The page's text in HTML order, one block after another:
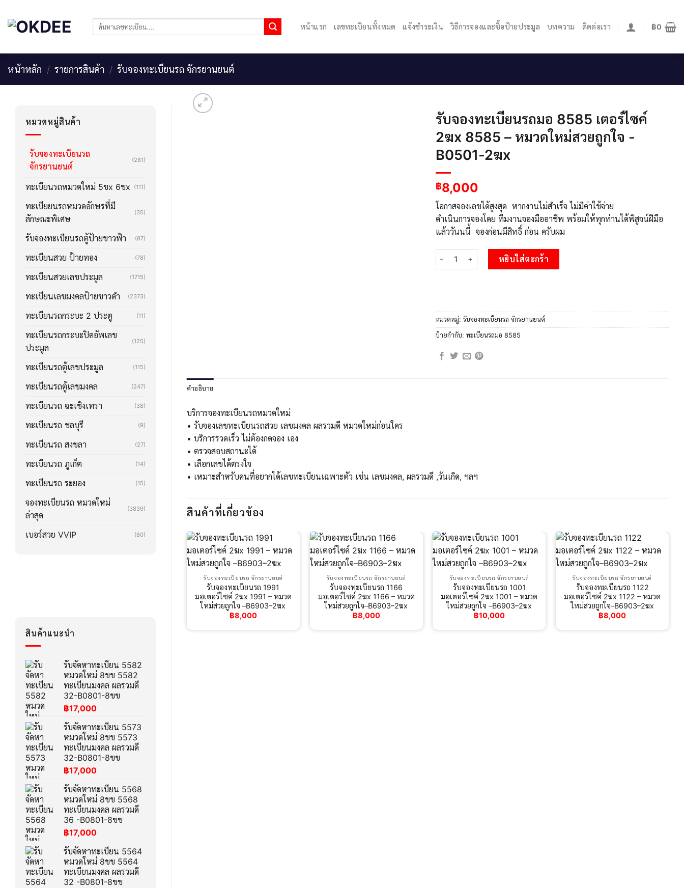
content
ค้นหา: หน้าแรก เลขทะเบียนทั้งหมด แจ้งชำระเงิน วิธีการจองและซื้อป้ายประมูล บทความ ติดต่อเรา ฿0
หน้าหลัก / รายการสินค้า / รับจองทะเบียนรถ จักรยานยนต์
หมวดหมู่สินค้า
รับจองทะเบียนรถ
จักรยานยนต์
(281)
ทะเบียนรถหมวดใหม่ 5ขx 6ขx (111)
ทะเบียยนรถหมวดอักษรที่มี
ลักษณะพิเศษ
(35)
รับจองทะเบียนรถตู้ป้ายขาวฟ้า (87)
ทะเบียนสวย ป้ายทอง (78)
ทะเบียนสวยเลขประมูล (1715)
ทะเบียนเลขมงคลป้ายขาวดำ (2373)
ทะเบียนรถกระบะ 2 ประตู (11)
ทะเบียนรถกระบะปิคอัพเลข
ประมูล
(125)
ทะเบียนรถตู้เลขประมูล (115)
ทะเบียนรถตู้เลขมงคล (247)
ทะเบียนรถ ฉะเชิงเทรา (38)
ทะเบียนรถ ชลบุรี (9)
ทะเบียนรถ สงขลา (27)
ทะเบียนรถ ภูเก็ต (14)
ทะเบียนรถ ระยอง (15)
จองทะเบียนรถ หมวดใหม่
ล่าสุด
(3839)
เบอร์สวย VVIP (80)
สินค้าแนะนำ
รับจัดหาทะเบียน 5582
หมวดใหม่ 8ขข 5582
ทะเบียนมงคล ผลรวมดี
32-B0801-8ขข
฿17,000
รับจัดหาทะเบียน 5573
หมวดใหม่ 8ขข 5573
ทะเบียนมงคล ผลรวมดี
32-B0801-8ขข
฿17,000
รับจัดหาทะเบียน 5568
หมวดใหม่ 8ขข 5568
ทะเบียนมงคล ผลรวมดี
36 -B0801-8ขข
฿17,000
รับจัดหาทะเบียน 5564
หมวดใหม่ 8ขข 5564
ทะเบียนมงคล ผลรวมดี
32 -B0801-8ขข
รับจองทะเบียนรถมอ 8585 เตอร์ไซค์
2ฆx 8585 – หมวดใหม่สวยถูกใจ -
B0501-2ฆx
฿8,000
โอกาสจองเลขได้สูงสุด หากงานไม่สำเร็จ ไม่มีค่าใช้จ่าย
ดำเนินการจองโดย ทีมงานจองมืออาชีพ พร้อมให้ทุกท่านได้พิสูจน์ฝีมือ
แล้ววันนนี้ จองก่อนมีสิทธิ์ ก่อน ครับผม
จำนวน รับจองทะเบียนรถมอ 8585 เตอร์ไซค์ 2ฆx 8585 – หมวดใหม่สวยถูก
หยิบใส่ตะกร้า
หมวดหมู่: รับจองทะเบียนรถ จักรยานยนต์
ป้ายกำกับ: ทะเบียนรถมอ 8585
คำอธิบาย
บริการจองทะเบียนรถหมวดใหม่
• รับจองเลขทะเบียนรถสวย เลขมงคล ผลรวมดี หมวดใหม่ก่อนใคร
• บริการรวดเร็ว ไม่ต้องกดจอง เอง
• ตรวจสอบสถานะได้
• เลือกเลขได้ตรงใจ
• เหมาะสำหรับคนที่อยากได้เลขทะเบียนเฉพาะตัว เช่น เลขมงคล, ผลรวมดี ,วันเกิด, ฯลฯ
สินค้าที่เกี่ยวข้อง
รับจองทะเบียนรถ จักรยานยนต์
รับจองทะเบียนรถ 1991
มอเตอร์ไซค์ 2ฆx 1991 – หมวด
ใหม่สวยถูกใจ –B6903–2ฆx
฿8,000
รับจองทะเบียนรถ จักรยานยนต์
รับจองทะเบียนรถ 1166
มอเตอร์ไซค์ 2ฆx 1166 – หมวด
ใหม่สวยถูกใจ–B6903–2ฆx
฿8,000
รับจองทะเบียนรถ จักรยานยนต์
รับจองทะเบียนรถ 1001
มอเตอร์ไซค์ 2ฆx 1001 – หมวด
ใหม่สวยถูกใจ –B6903–2ฆx
฿10,000
รับจองทะเบียนรถ จักรยานยนต์
รับจองทะเบียนรถ 1122
มอเตอร์ไซค์ 2ฆx 1122 – หมวด
ใหม่สวยถูกใจ–B6903–2ฆx
฿8,000